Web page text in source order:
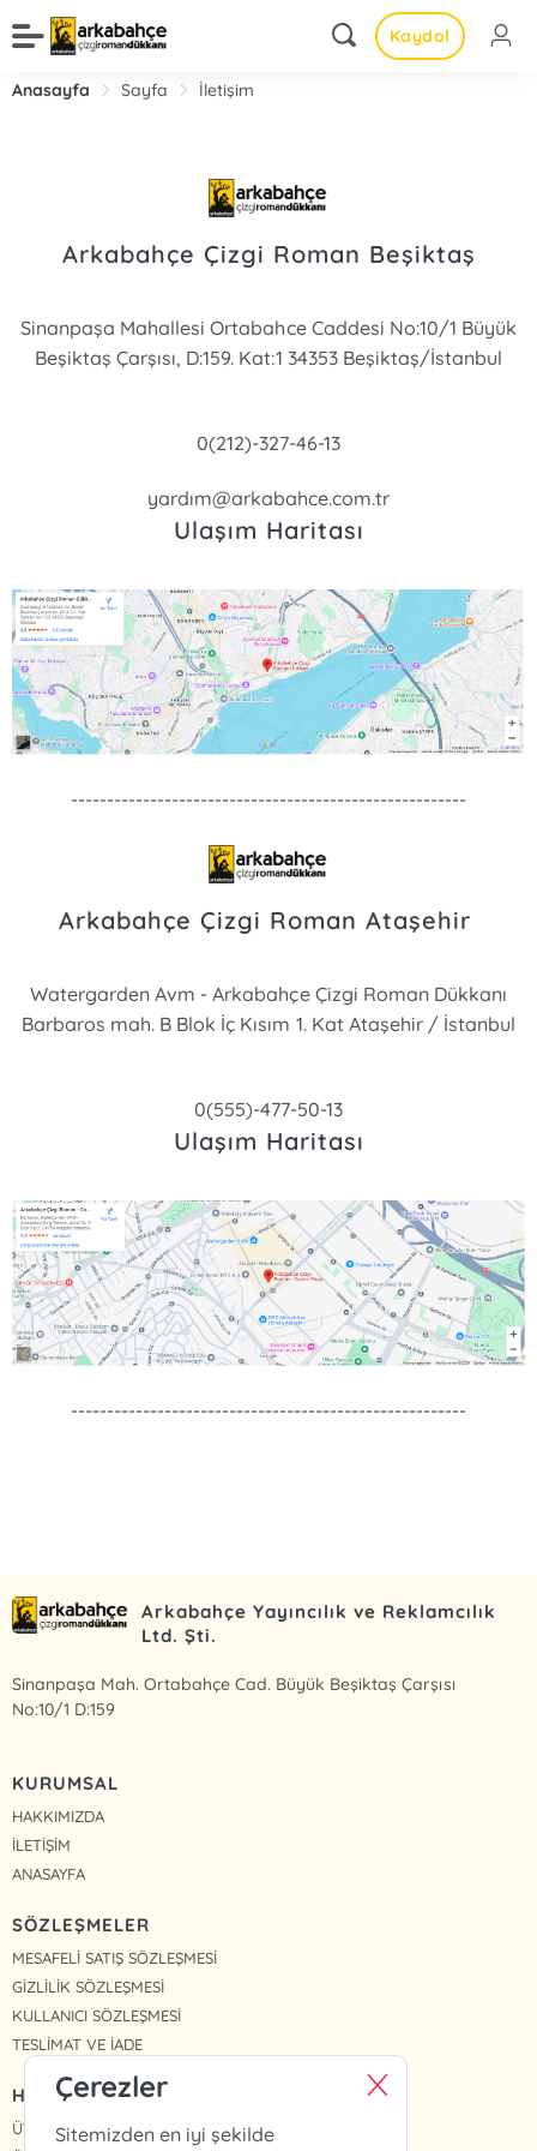
Kaydol
Anasayfa Sayfa İletişim
Arkabahçe Çizgi Roman Beşiktaş
Sinanpaşa Mahallesi Ortabahce Caddesi No:10/1 Büyük
Beşiktaş Çarşısı, D:159. Kat:1 34353 Beşiktaş/İstanbul
0(212)-327-46-13
yardım@arkabahce.com.tr
Ulaşım Haritası
-------------------------------------------------------
Arkabahçe Çizgi Roman Ataşehir
Watergarden Avm - Arkabahçe Çizgi Roman Dükkanı
Barbaros mah. B Blok İç Kısım 1. Kat Ataşehir / İstanbul
0(555)-477-50-13
Ulaşım Haritası
-------------------------------------------------------
Arkabahçe Yayıncılık ve Reklamcılık
Ltd. Şti.
Sinanpaşa Mah. Ortabahçe Cad. Büyük Beşiktaş Çarşısı
No:10/1 D:159
KURUMSAL
HAKKIMIZDA
İLETİŞİM
ANASAYFA
SÖZLEŞMELER
MESAFELİ SATIŞ SÖZLEŞMESİ
GİZLİLİK SÖZLEŞMESİ
KULLANICI SÖZLEŞMESİ
TESLİMAT VE İADE
HIZLI ERİŞİM
ÜYE OL
Çerezler
Sitemizden en iyi şekilde